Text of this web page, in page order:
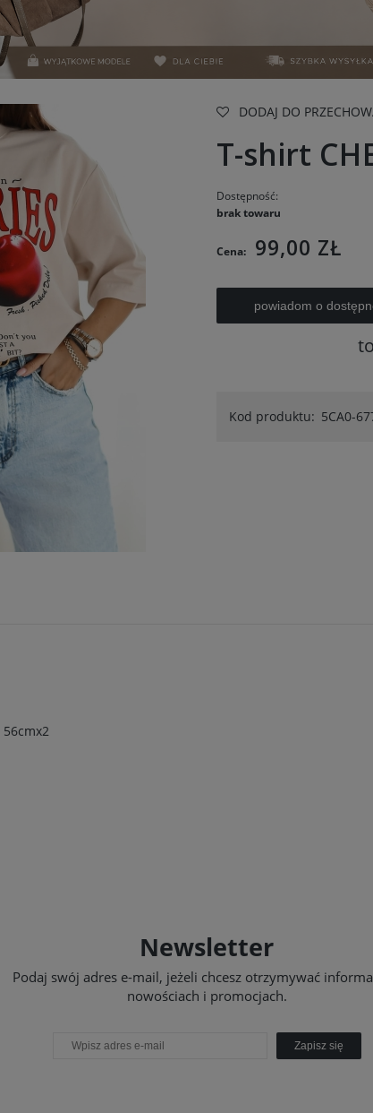
DODAJ DO
T-shirt
Dostępność:
brak towaru
Cena: 99,00 ZŁ
powiadom o
Kod produktu: 5CA0-
56cmx2
Newsletter
Podaj swój adres e-mail, jeżeli chcesz otrzymywać
nowościach i promocjach.
Zapisz się